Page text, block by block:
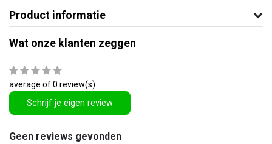
Product informatie
Wat onze klanten zeggen
average of 0 review(s)
Schrijf je eigen review
Geen reviews gevonden